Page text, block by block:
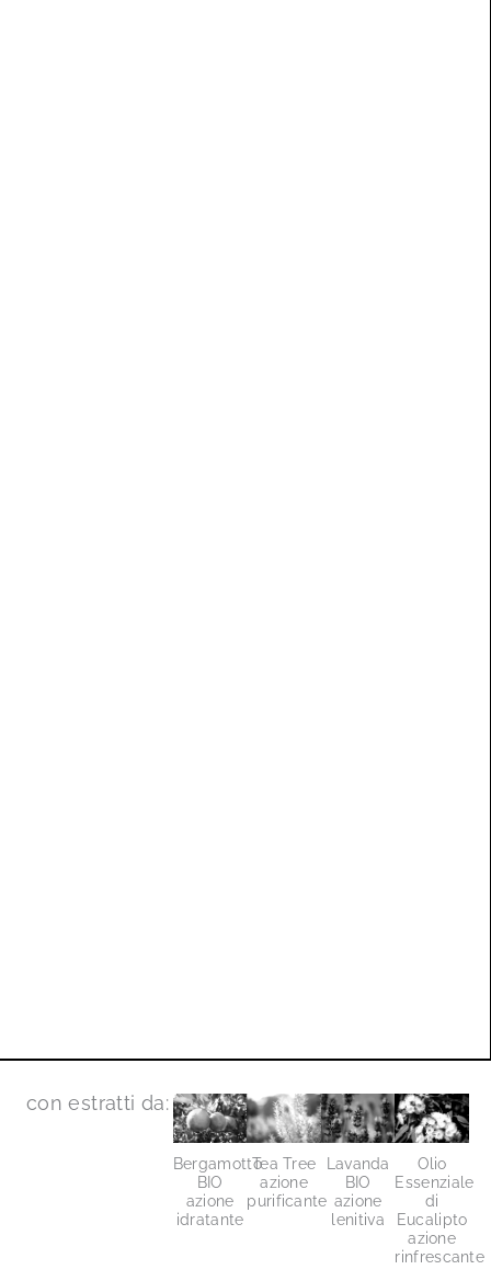
con estratti da:
Bergamotto
BIO
azione
idratante
Tea Tree
azione
purificante
Lavanda
BIO
azione
lenitiva
Olio
Essenziale
di
Eucalipto
azione
rinfrescante